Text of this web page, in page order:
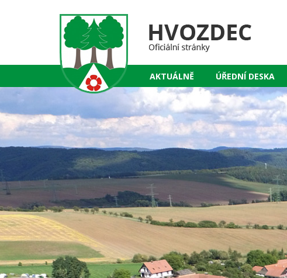
AKTUÁLNĚ ÚŘEDNÍ DESKA